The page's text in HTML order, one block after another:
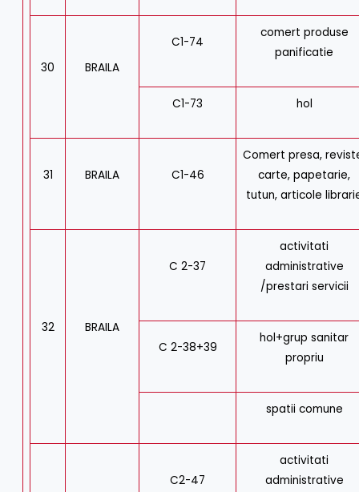
30 BRAILA
C1-74
comert produse
panificatie
C1-73 hol
31 BRAILA C1-46
Comert presa,
carte, papetarie,
tutun, articole
32 BRAILA
C 2-37
activitati
administrative
/prestari servicii
C 2-38+39
hol+grup sanitar
propriu
spatii comune
C2-47
activitati
administrative